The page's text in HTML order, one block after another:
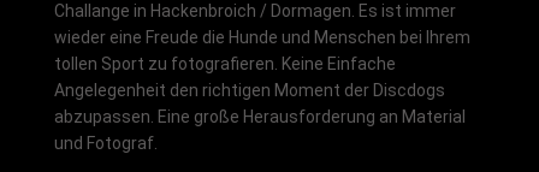
Challange in Hackenbroich / Dormagen. Es ist immer
wieder eine Freude die Hunde und Menschen bei Ihrem
tollen Sport zu fotografieren. Keine Einfache
Angelegenheit den richtigen Moment der Discdogs
abzupassen. Eine große Herausforderung an Material
und Fotograf.